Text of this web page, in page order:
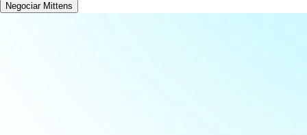
Negociar Mittens